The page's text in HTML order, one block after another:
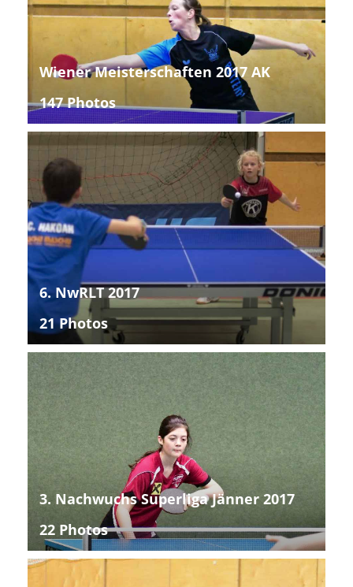
Wiener Meisterschaften 2017 AK
147 Photos
6. NwRLT 2017
21 Photos
3. Nachwuchs Superliga Jänner 2017
22 Photos